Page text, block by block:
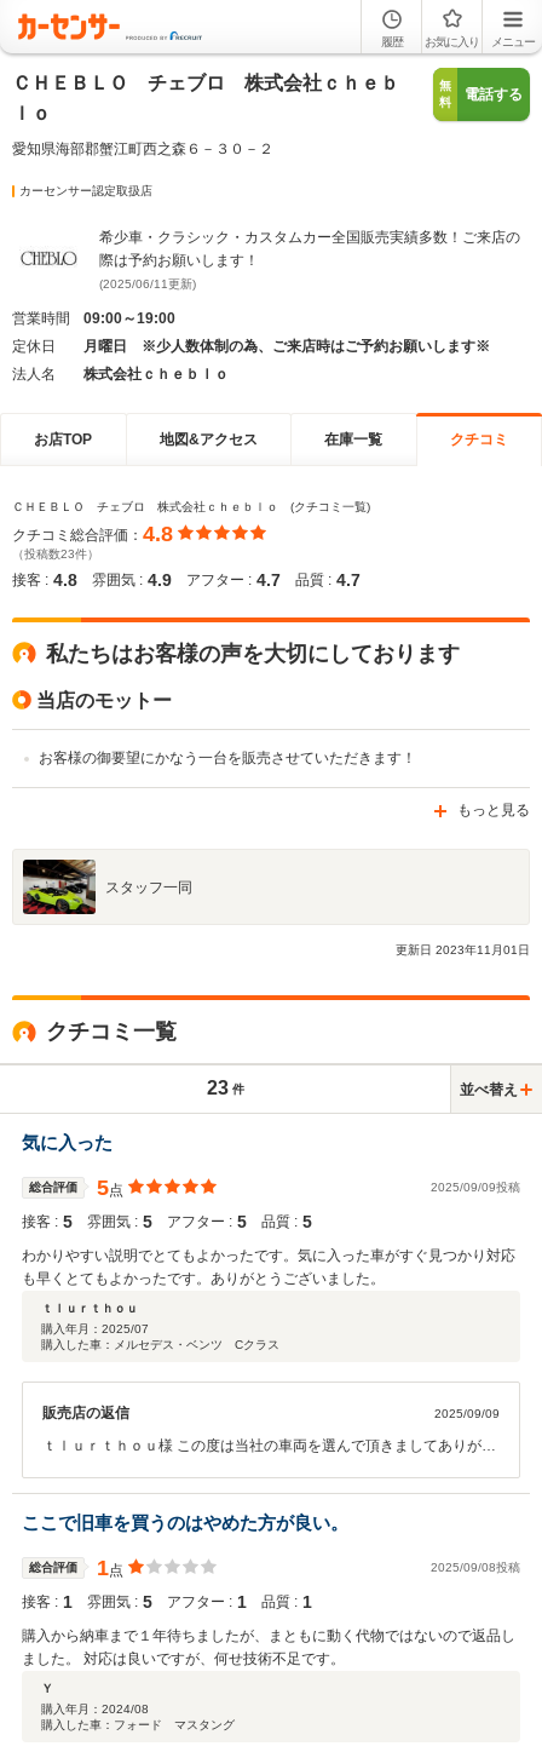
履歴 お気に入り メニュー
ＣＨＥＢＬＯ チェブロ 株式会社ｃｈｅｂ
ｌｏ
愛知県海部郡蟹江町西之森６－３０－２
無
料
電話する
カーセンサー認定取扱店
希少車・クラシック・カスタムカー全国販売実績多数！ご来店の
際は予約お願いします！
(2025/06/11更新)
営業時間
09:00～19:00
定休日
月曜日 ※少人数体制の為、ご来店時はご予約お願いします※
法人名
株式会社ｃｈｅｂｌｏ
お店TOP 地図&アクセス 在庫一覧 クチコミ
ＣＨＥＢＬＯ チェブロ 株式会社ｃｈｅｂｌｏ (クチコミ一覧)
クチコミ総合評価： 4.8
（投稿数23件）
接客 : 4.8 雰囲気 : 4.9 アフター : 4.7 品質 : 4.7
私たちはお客様の声を大切にしております
当店のモットー
お客様の御要望にかなう一台を販売させていただきます！
もっと見る
スタッフ一同
更新日 2023年11 月01 日
クチコミ一覧
23 件 並べ替え
気に入った
総合評価 5点 2025/09/09投稿
接客 : 5 雰囲気 : 5 アフター : 5 品質 : 5
わかりやすい説明でとてもよかったです。気に入った車がすぐ見つかり対応
も早くとてもよかったです。ありがとうございました。
ｔｌｕｒｔｈｏｕ
購入年月： 2025/07
購入した車：メルセデス・ベンツ Cクラス
販売店の返信 2025/09/09
ｔｌｕｒｔｈｏｕ様 この度は当社の車両を選んで頂きましてありがと
続きアドバイスや可能な限りサポートさせて頂きますので宜しくお願
いします！
ここで旧車を買うのはやめた方が良い。
総合評価 1点 2025/09/08投稿
接客 : 1 雰囲気 : 5 アフター : 1 品質 : 1
購入から納車まで１年待ちましたが、まともに動く代物ではないので返品し
ました。 対応は良いですが、何せ技術不足です。
Ｙ
購入年月： 2024/08
購入した車：フォード マスタング